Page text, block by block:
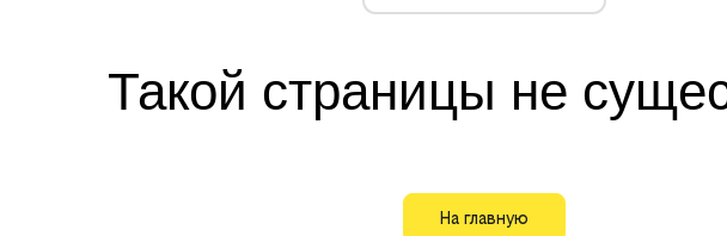
Такой страницы не
На главную